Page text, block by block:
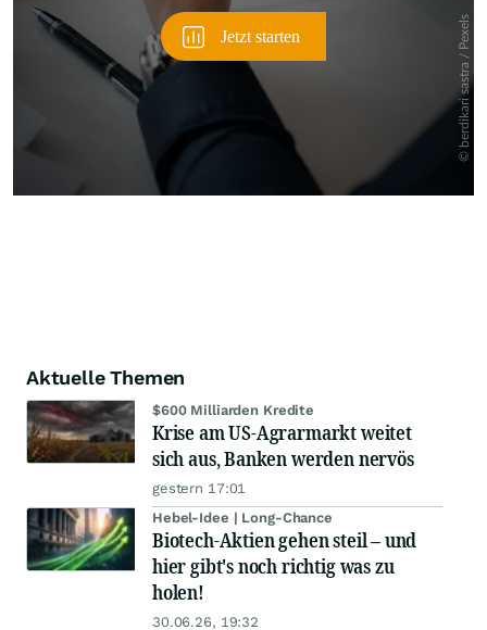
Aktuelle Themen
$600 Milliarden Kredite
Krise am US-Agrarmarkt weitet
sich aus, Banken werden nervös
gestern 17:01
Hebel-Idee | Long-Chance
Biotech-Aktien gehen steil – und
hier gibt's noch richtig was zu
holen!
30.06.26, 19:32